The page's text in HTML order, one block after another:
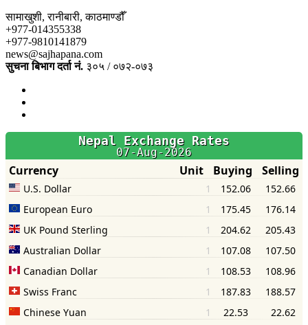
सामाखुशी, रानीबारी, काठमाण्डौँ
+977-014355338
+977-9810141879
news@sajhapana.com
सुचना बिभाग दर्ता नं. ३०५ / ०७२-०७३